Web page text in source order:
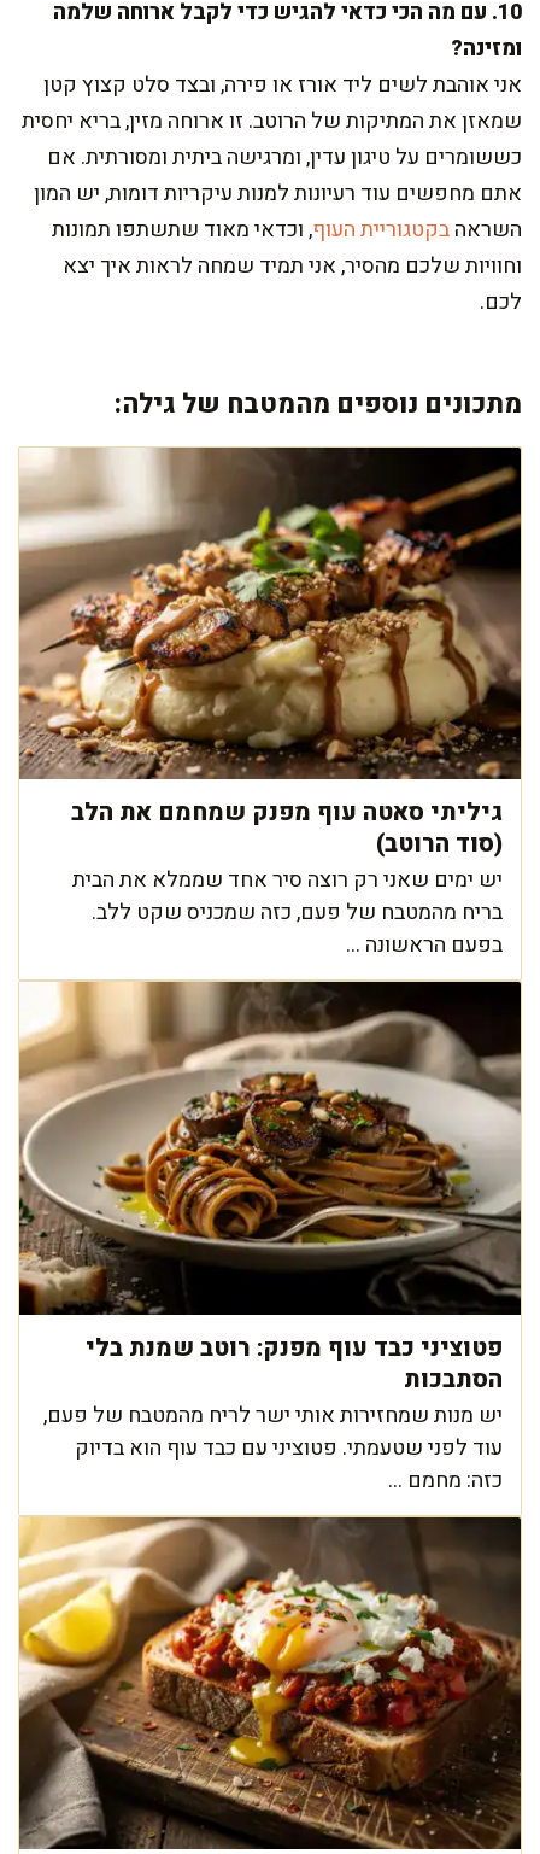
10. עם מה הכי כדאי להגיש כדי לקבל ארוחה שלמה
ומזינה?
אני אוהבת לשים ליד אורז או פירה, ובצד סלט קצוץ קטן
שמאזן את המתיקות של הרוטב. זו ארוחה מזין, בריא יחסית
כששומרים על טיגון עדין, ומרגישה ביתית ומסורתית. אם
אתם מחפשים עוד רעיונות למנות עיקריות דומות, יש המון
השראהבקטגוריית העוף, וכדאי מאוד שתשתפו תמונות
וחוויות שלכם מהסיר, אני תמיד שמחה לראות איך יצא
לכם.
מתכונים נוספים מהמטבח של גילה:
גיליתי סאטה עוף מפנק שמחמם את הלב
(סוד הרוטב)
יש ימים שאני רק רוצה סיר אחד שממלא את הבית
בריח מהמטבח של פעם, כזה שמכניס שקט ללב.
בפעם הראשונה ...
פטוציני כבד עוף מפנק: רוטב שמנת בלי
הסתבכות
יש מנות שמחזירות אותי ישר לריח מהמטבח של פעם,
עוד לפני שטעמתי. פטוציני עם כבד עוף הוא בדיוק
כזה: מחמם ...